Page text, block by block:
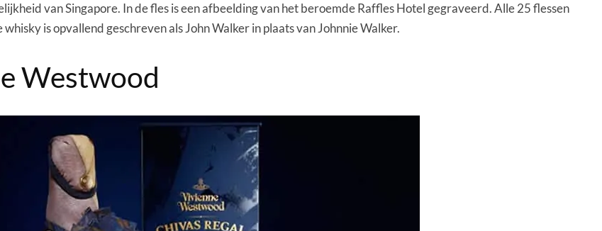
van Singapore. In de fles is een afbeelding van het beroemde Raffles Hotel gegraveerd. Alle 25 flessen
is opvallend geschreven als John Walker in plaats van Johnnie Walker.
Westwood